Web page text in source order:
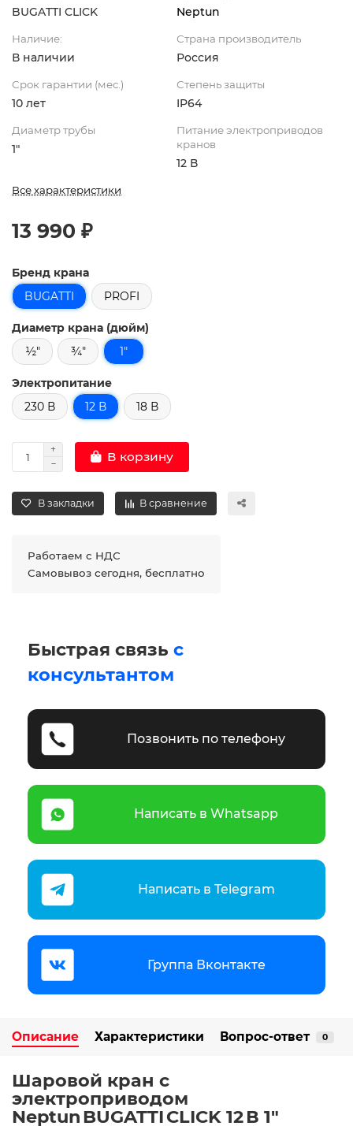
BUGATTI CLICK Neptun
Наличие:
В наличии
Страна производитель
Россия
Срок гарантии (мес.)
10 лет
Степень защиты
IP64
Диаметр трубы
1"
Питание электроприводов
кранов
12 В
Все характеристики
13 990 ₽
Бренд крана
BUGATTI
PROFI
Диаметр крана (дюйм)
½"
¾" 1"
Электропитание
230 В
12 В 18 В
В корзину
В закладки В сравнение
Работаем с НДС
Самовывоз сегодня, бесплатно
Быстрая связь с
консультантом
Позвонить по телефону
Написать в Whatsapp
Написать в Telegram
Группа Вконтакте
Описание Характеристики Вопрос-ответ 0
Шаровой кран с
электроприводом
Neptun BUGATTI CLICK 12 В 1″